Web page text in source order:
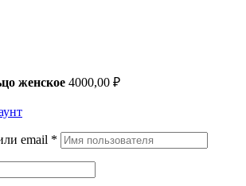
женское 4000,00 ₽
email *